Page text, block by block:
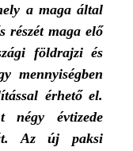
a maga által
részét maga elő
földrajzi és
mennyiségben
érhető el.
évtizede
Az új paksi